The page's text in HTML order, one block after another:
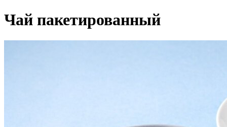
Чай пакетированный